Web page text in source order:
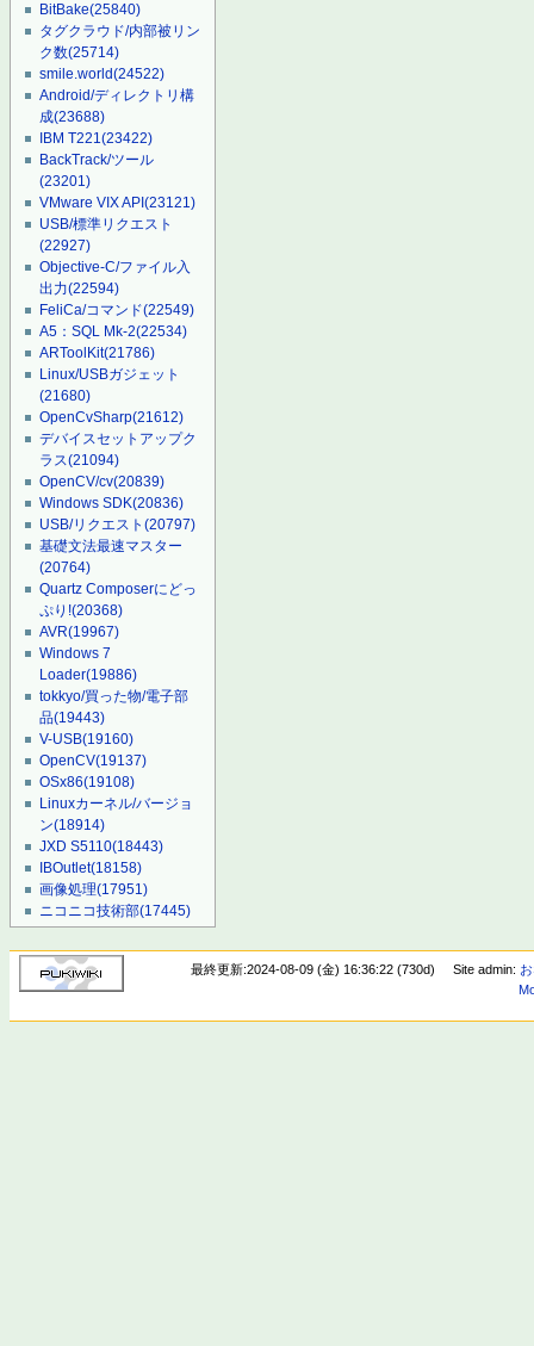
BitBake(25840)
タグクラウド/内部被リン
ク数(25714)
smile.world(24522)
Android/ディレクトリ構
成(23688)
IBM T221(23422)
BackTrack/ツール
(23201)
VMware VIX API(23121)
USB/標準リクエスト
(22927)
Objective-C/ファイル入
出力(22594)
FeliCa/コマンド(22549)
A5：SQL Mk-2(22534)
ARToolKit(21786)
Linux/USBガジェット
(21680)
OpenCvSharp(21612)
デバイスセットアップク
ラス(21094)
OpenCV/cv(20839)
Windows SDK(20836)
USB/リクエスト(20797)
基礎文法最速マスター
(20764)
Quartz Composerにどっ
ぷり!(20368)
AVR(19967)
Windows 7
Loader(19886)
tokkyo/買った物/電子部
品(19443)
V-USB(19160)
OpenCV(19137)
OSx86(19108)
Linuxカーネル/バージョ
ン(18914)
JXD S5110(18443)
IBOutlet(18158)
画像処理(17951)
ニコニコ技術部(17445)
最終更新:2024-08-09 (金) 16:36:22 (730d) Site admin: